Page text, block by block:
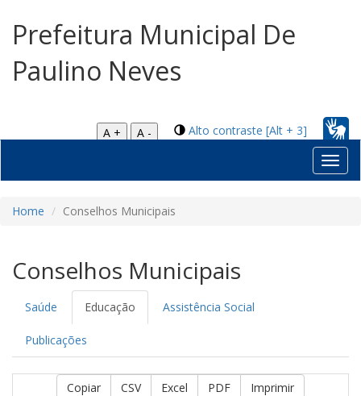
Prefeitura Municipal De
Paulino Neves
Alto contraste [Alt + 3]
A +
A -
Home Conselhos Municipais
Conselhos Municipais
Saúde Educação Assistência Social
Publicações
Copiar CSV Excel PDF Imprimir